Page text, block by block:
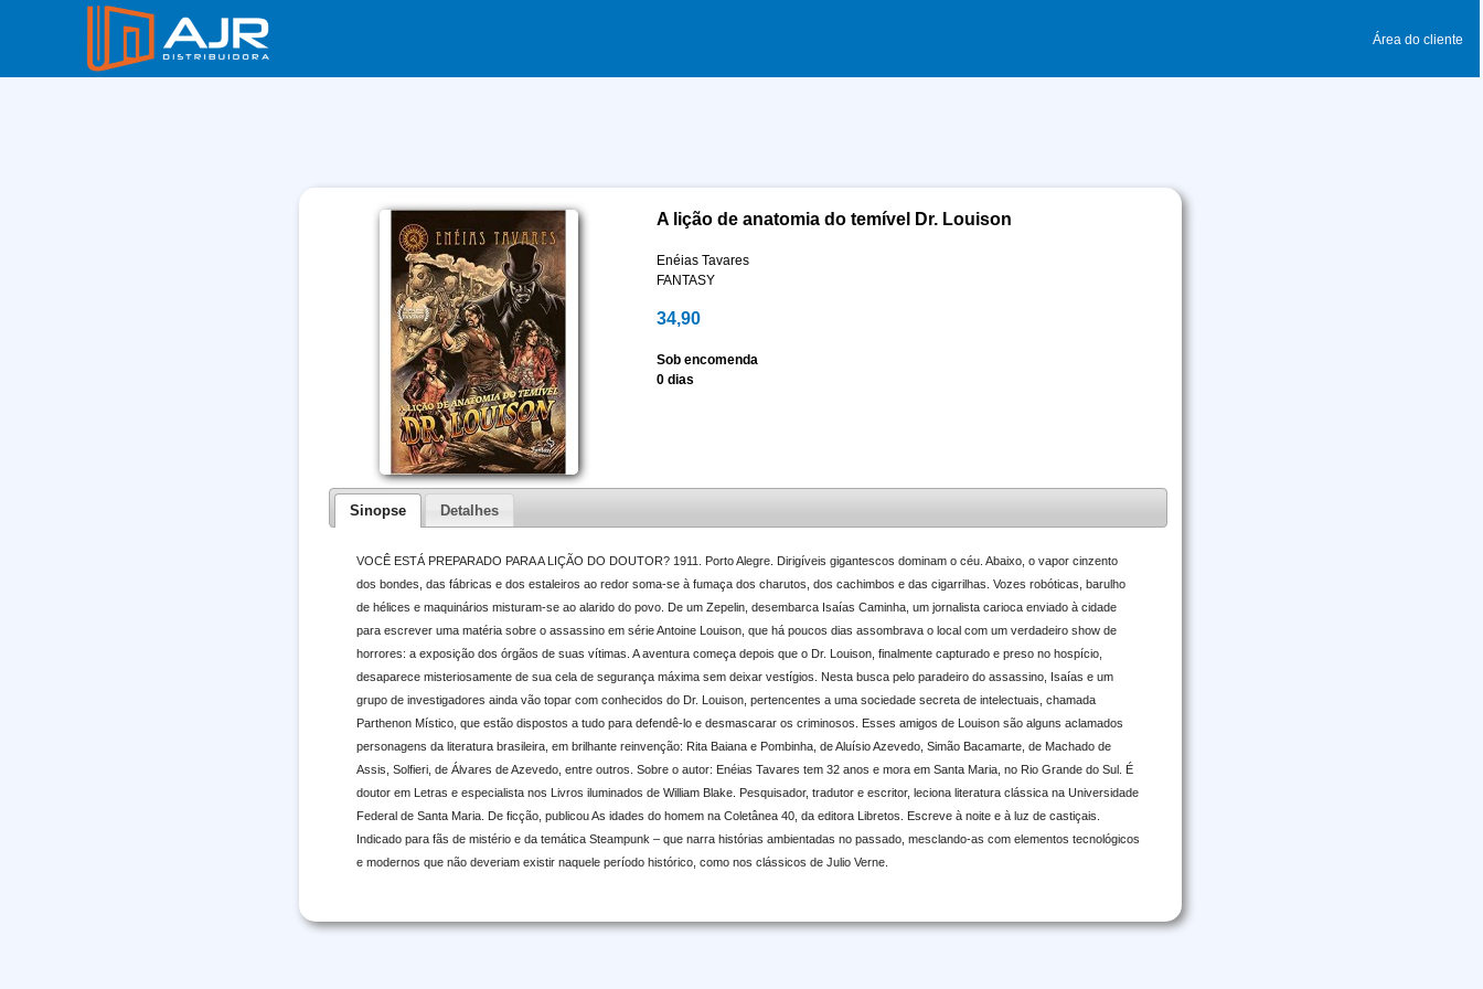
Área do cliente
A lição de anatomia do temível Dr. Louison
Enéias Tavares
FANTASY
34,90
Sob encomenda
0 dias
Sinopse Detalhes
VOCÊ ESTÁ PREPARADO PARA A LIÇÃO DO DOUTOR? 1911. Porto Alegre. Dirigíveis gigantescos dominam o céu. Abaixo, o vapor cinzento
dos bondes, das fábricas e dos estaleiros ao redor soma-se à fumaça dos charutos, dos cachimbos e das cigarrilhas. Vozes robóticas, barulho
de hélices e maquinários misturam-se ao alarido do povo. De um Zepelin, desembarca Isaías Caminha, um jornalista carioca enviado à cidade
para escrever uma matéria sobre o assassino em série Antoine Louison, que há poucos dias assombrava o local com um verdadeiro show de
horrores: a exposição dos órgãos de suas vítimas. A aventura começa depois que o Dr. Louison, finalmente capturado e preso no hospício,
desaparece misteriosamente de sua cela de segurança máxima sem deixar vestígios. Nesta busca pelo paradeiro do assassino, Isaías e um
grupo de investigadores ainda vão topar com conhecidos do Dr. Louison, pertencentes a uma sociedade secreta de intelectuais, chamada
Parthenon Místico, que estão dispostos a tudo para defendê-lo e desmascarar os criminosos. Esses amigos de Louison são alguns aclamados
personagens da literatura brasileira, em brilhante reinvenção: Rita Baiana e Pombinha, de Aluísio Azevedo, Simão Bacamarte, de Machado de
Assis, Solfieri, de Álvares de Azevedo, entre outros. Sobre o autor: Enéias Tavares tem 32 anos e mora em Santa Maria, no Rio Grande do Sul. É
doutor em Letras e especialista nos Livros iluminados de William Blake. Pesquisador, tradutor e escritor, leciona literatura clássica na Universidade
Federal de Santa Maria. De ficção, publicou As idades do homem na Coletânea 40, da editora Libretos. Escreve à noite e à luz de castiçais.
Indicado para fãs de mistério e da temática Steampunk – que narra histórias ambientadas no passado, mesclando-as com elementos tecnológicos
e modernos que não deveriam existir naquele período histórico, como nos clássicos de Julio Verne.